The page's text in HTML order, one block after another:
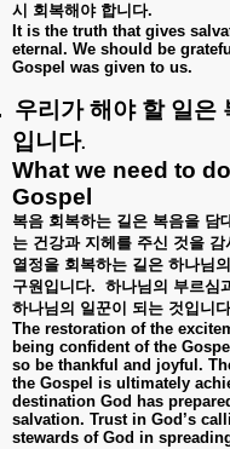
시 회복해야 합니다.
It is the truth that gives
eternal. We should be
Gospel was given to us.
우리가 해야 할 일은
입니다.
What we need to
Gospel
복음 회복하는 길은 복음을 담
는 건강과 지헤를 주신 것을 감
열정을 회복하는 길은 하나님의
구원입니다. 하나님의 부르심
하나님의 일꾼이 되는 것입니다
The restoration of the
being confident of the
so be thankful and joyful.
the Gospel is ultimately
destination God has
salvation. Trust in God’s
stewards of God in